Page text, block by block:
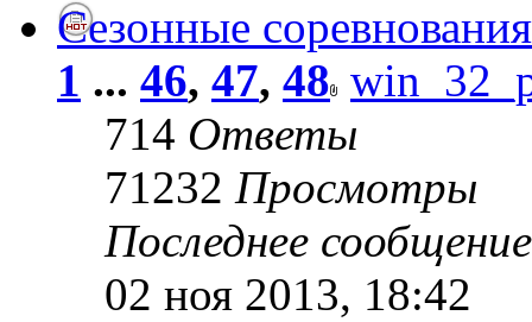
Сезонные соревнования
1 ... 46, 47, 48
714 Ответы
71232 Просмотры
Последнее
02 ноя 2013, 18:42